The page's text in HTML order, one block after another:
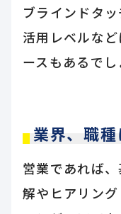
ブラインドタ
活用レベルな
ースもあるでし
業界、職
営業であれば
解やヒアリン